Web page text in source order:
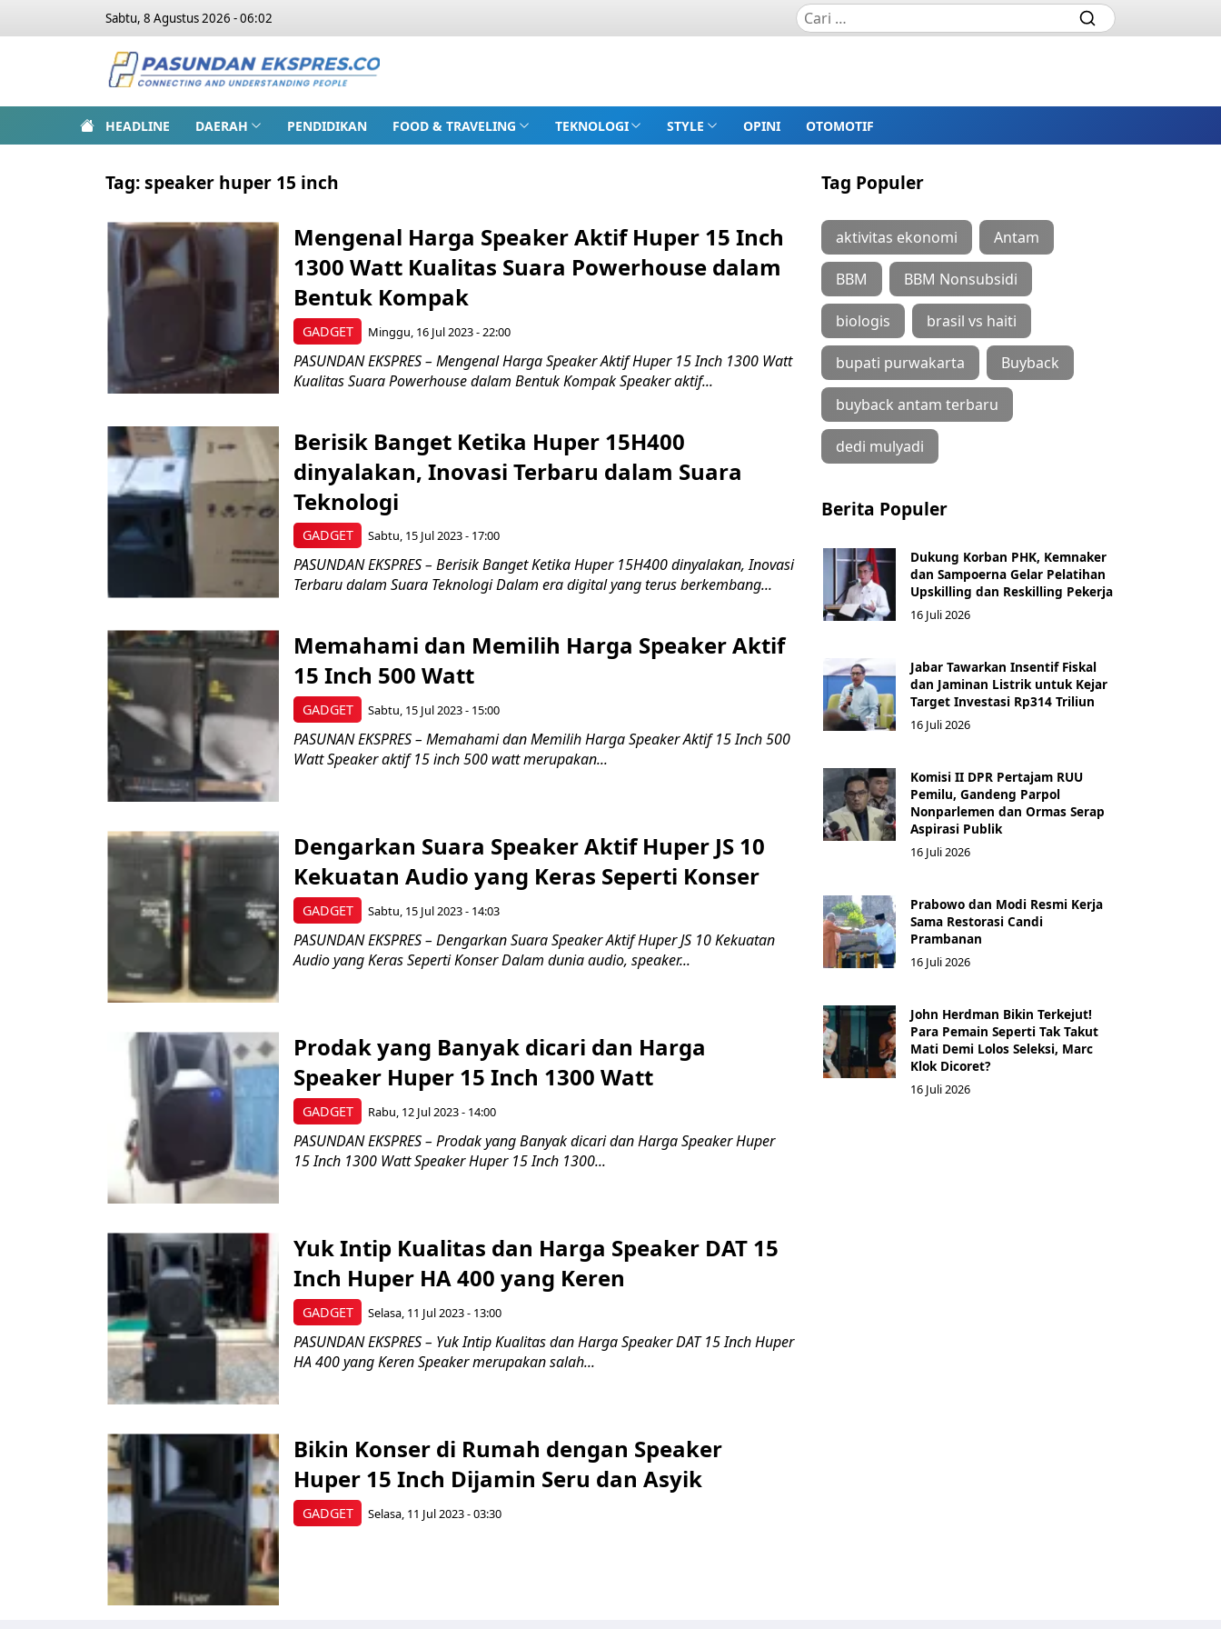
Sabtu, 8 Agustus 2026 - 06:02
HEADLINE DAERAH PENDIDIKAN FOOD & TRAVELING TEKNOLOGI STYLE OPINI OTOMOTIF
Tag:speaker huper 15 inch
GADGET
Mengenal Harga Speaker Aktif Huper 15 Inch
1300 Watt Kualitas Suara Powerhouse dalam
Bentuk Kompak
Minggu, 16 Jul 2023 - 22:00
PASUNDAN EKSPRES – Mengenal Harga Speaker Aktif Huper 15 Inch 1300 Watt
Kualitas Suara Powerhouse dalam Bentuk Kompak Speaker aktif...
GADGET
Berisik Banget Ketika Huper 15H400
dinyalakan, Inovasi Terbaru dalam Suara
Teknologi
Sabtu, 15 Jul 2023 - 17:00
PASUNDAN EKSPRES – Berisik Banget Ketika Huper 15H400 dinyalakan, Inovasi
Terbaru dalam Suara Teknologi Dalam era digital yang terus berkembang...
GADGET
Memahami dan Memilih Harga Speaker Aktif
15 Inch 500 Watt
Sabtu, 15 Jul 2023 - 15:00
PASUNAN EKSPRES – Memahami dan Memilih Harga Speaker Aktif 15 Inch 500
Watt Speaker aktif 15 inch 500 watt merupakan...
GADGET
Dengarkan Suara Speaker Aktif Huper JS 10
Kekuatan Audio yang Keras Seperti Konser
Sabtu, 15 Jul 2023 - 14:03
PASUNDAN EKSPRES – Dengarkan Suara Speaker Aktif Huper JS 10 Kekuatan
Audio yang Keras Seperti Konser Dalam dunia audio, speaker...
GADGET
Prodak yang Banyak dicari dan Harga
Speaker Huper 15 Inch 1300 Watt
Rabu, 12 Jul 2023 - 14:00
PASUNDAN EKSPRES – Prodak yang Banyak dicari dan Harga Speaker Huper
15 Inch 1300 Watt Speaker Huper 15 Inch 1300...
GADGET
Yuk Intip Kualitas dan Harga Speaker DAT 15
Inch Huper HA 400 yang Keren
Selasa, 11 Jul 2023 - 13:00
PASUNDAN EKSPRES – Yuk Intip Kualitas dan Harga Speaker DAT 15 Inch Huper
HA 400 yang Keren Speaker merupakan salah...
GADGET
Bikin Konser di Rumah dengan Speaker
Huper 15 Inch Dijamin Seru dan Asyik
Selasa, 11 Jul 2023 - 03:30
Tag Populer
aktivitas ekonomi Antam
BBM BBM Nonsubsidi
biologis brasil vs haiti
bupati purwakarta Buyback
buyback antam terbaru
dedi mulyadi
Berita Populer
Dukung Korban PHK, Kemnaker
dan Sampoerna Gelar Pelatihan
Upskilling dan Reskilling Pekerja
16 Juli 2026
Jabar Tawarkan Insentif Fiskal
dan Jaminan Listrik untuk Kejar
Target Investasi Rp314 Triliun
16 Juli 2026
Komisi II DPR Pertajam RUU
Pemilu, Gandeng Parpol
Nonparlemen dan Ormas Serap
Aspirasi Publik
16 Juli 2026
Prabowo dan Modi Resmi Kerja
Sama Restorasi Candi
Prambanan
16 Juli 2026
John Herdman Bikin Terkejut!
Para Pemain Seperti Tak Takut
Mati Demi Lolos Seleksi, Marc
Klok Dicoret?
16 Juli 2026